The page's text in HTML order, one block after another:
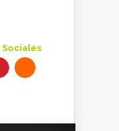
Sociales